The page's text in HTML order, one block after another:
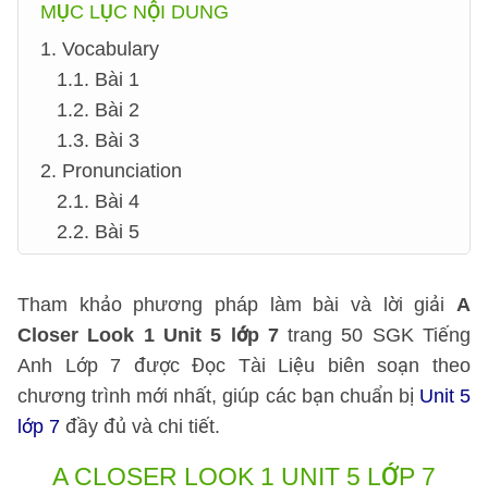
MỤC LỤC NỘI DUNG
1. Vocabulary
1.1. Bài 1
1.2. Bài 2
1.3. Bài 3
2. Pronunciation
2.1. Bài 4
2.2. Bài 5
Tham khảo phương pháp làm bài và lời giải A
Closer Look 1 Unit 5 lớp 7trang 50 SGK Tiếng
Anh Lớp 7 được Đọc Tài Liệu biên soạn theo
chương trình mới nhất, giúp các bạn chuẩn bị Unit 5
lớp 7 đầy đủ và chi tiết.
A CLOSER LOOK 1 UNIT 5 LỚP 7